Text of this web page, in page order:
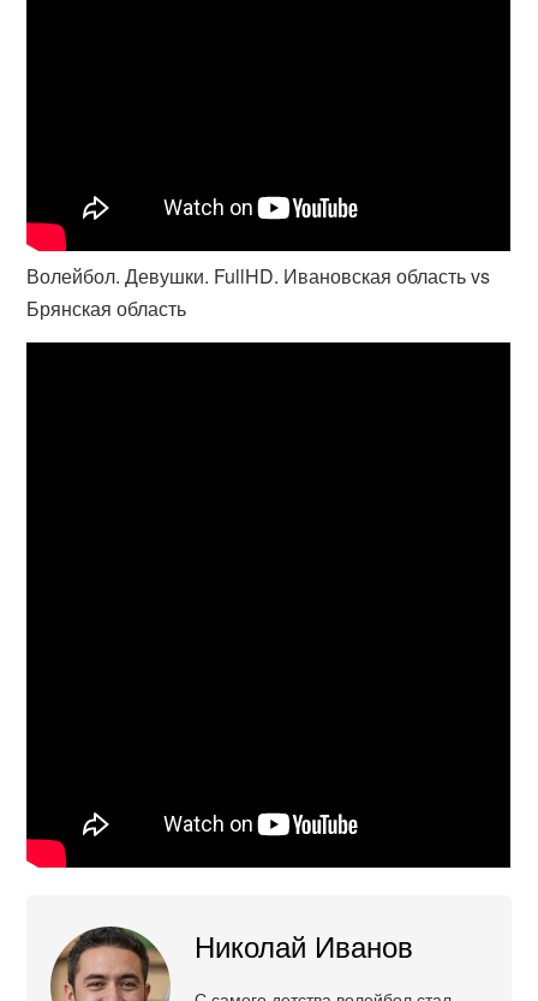
Волейбол. Девушки. FullHD. Ивановская область vs
Брянская область
Николай Иванов